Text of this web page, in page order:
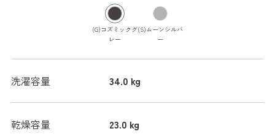
(G)コズミックグ
レー
(S)ムーンシルバ
ー
洗濯容量 34.0 kg
乾燥容量 23.0 kg